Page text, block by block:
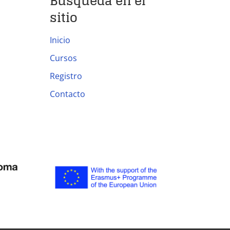
sitio
Inicio
Cursos
Registro
Contacto